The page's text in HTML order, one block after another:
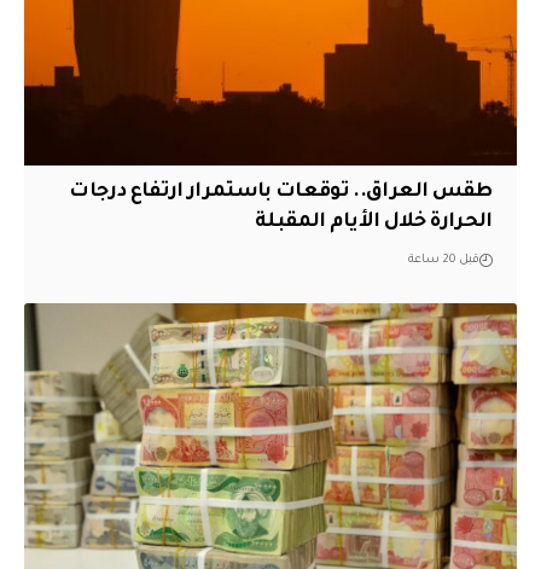
طقس العراق.. توقعات باستمرار ارتفاع درجات
الحرارة خلال الأيام المقبلة
قبل 20 ساعة